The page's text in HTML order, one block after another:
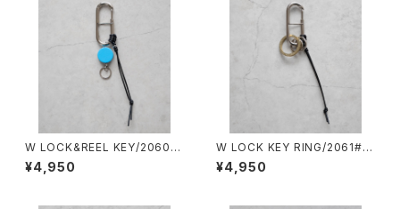
W LOCK&REEL KEY/2060#
4/ダブルロック&リールキー
¥4,950
W LOCK KEY RING/2061#2/
ダブルロックキーリング
¥4,950